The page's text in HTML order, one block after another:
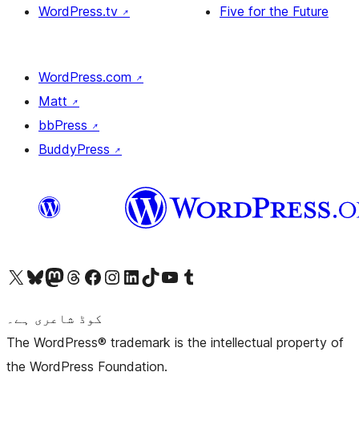
WordPress.tv ↗
Five for the Future
WordPress.com ↗
Matt ↗
bbPress ↗
BuddyPress ↗
Visit our X (formerly Twitter) account
ہمارے بلیواسکائی اکاؤنٹ پر جائیں
Visit our Mastodon account
ہمارے ٹھریڈز اکاؤنٹ پر جائیں
Visit our Facebook pageVisit our Instagram account
Visit our LinkedIn account
ہمارے ٹک ٹاک اکاؤنٹ پر جائیں
Visit our YouTube channel
ہمارے ٹمبلر اکاؤنٹ پر جائیں
کوڈ شاعری ہے۔
The WordPress® trademark is the intellectual property of
the WordPress Foundation.